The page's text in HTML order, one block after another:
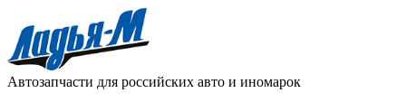
Автозапчасти для российских авто и иномарок